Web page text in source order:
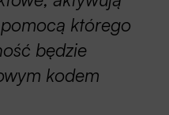
którego
będzie
kodem